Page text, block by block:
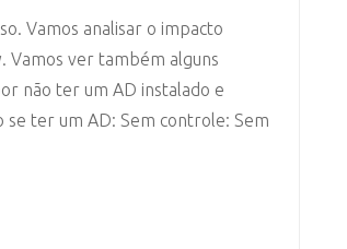
Vamos analisar o impacto
Vamos ver também alguns
não ter um AD instalado e
se ter um AD: Sem controle: Sem